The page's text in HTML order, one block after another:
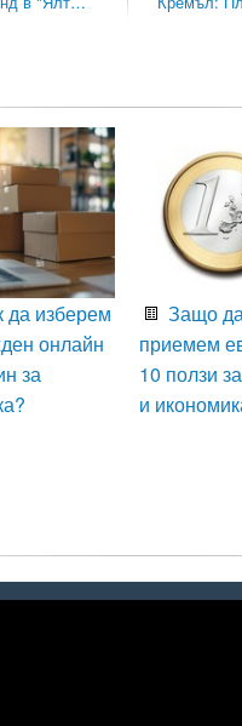
да изберем
онлайн
за
Защо
приемем
10 ползи
и